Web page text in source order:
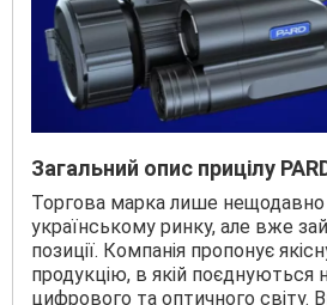
Загальний опис прицілу
Торгова марка лише нещодавно
українському ринку, але вже
позиції. Компанія пропонує
продукцію, в якій поєднуються
цифрового та оптичного світу.